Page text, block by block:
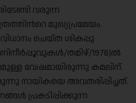
വരുന്ന
മുഖ്യപ്രമേയം.
ചെയ്ത ശികപ്പു
തമിഴ്/1978)ല്‍
വേഷമായിരുന്നു കമലിന്.
നായികയെ അവതരിപ്പിച്ചത്.
പ്രകടിപ്പിക്കുന്ന